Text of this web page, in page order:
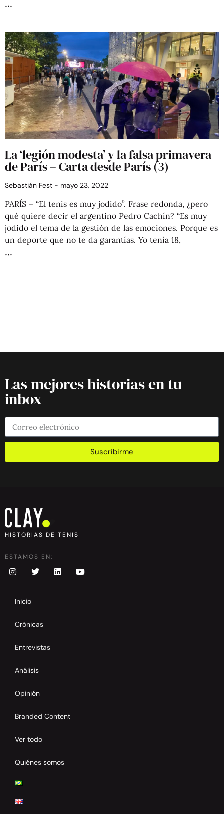
La ‘legión modesta’ y la falsa primavera
de París – Carta desde París (3)
Sebastián Fest mayo 23, 2022
PARÍS – “El tenis es muy jodido”. Frase redonda, ¿pero
qué quiere decir el argentino Pedro Cachín? “Es muy
jodido el tema de la gestión de las emociones. Porque es
un deporte que no te da garantías. Yo tenía 18,
Las mejores historias en tu
inbox
Suscribirme
HISTORIAS DE TENIS
ESTAMOS EN:
Inicio
Crónicas
Entrevistas
Análisis
Opinión
Branded Content
Ver todo
Quiénes somos